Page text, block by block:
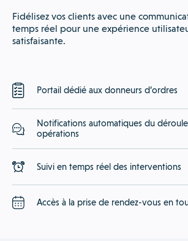
Fidélisez vos clients avec une
temps réel pour une expérience
satisfaisante.
Portail dédié aux donneurs d’ordres
Notifications automatiques du
opérations
Suivi en temps réel des interventions
Accès à la prise de rendez-vous en